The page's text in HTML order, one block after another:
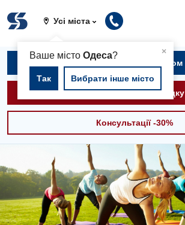
Усі міста
×
Ваше містоОдеса?
Так Вибрати інше місто
Записатися на прийом
Викликати швидку
Консультації -30%